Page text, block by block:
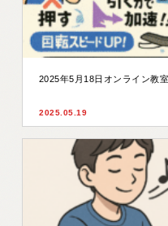
2025年5月18日オンライン教
2025.05.19